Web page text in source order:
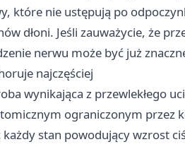
które nie ustępują po
dłoni. Jeśli zauważycie, że
nerwu może być już
najczęściej
wynikająca z przewlekłego
ograniczonym przez
stan powodujący wzrost